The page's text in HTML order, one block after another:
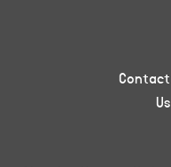
Contact
Us